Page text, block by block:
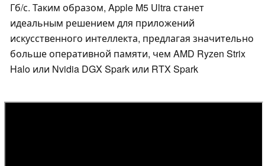
Гб/с. Таким образом, Apple M5 Ultra станет
идеальным решением для приложений
искусственного интеллекта, предлагая значительно
больше оперативной памяти, чем AMD Ryzen Strix
Halo или Nvidia DGX Spark или RTX Spark